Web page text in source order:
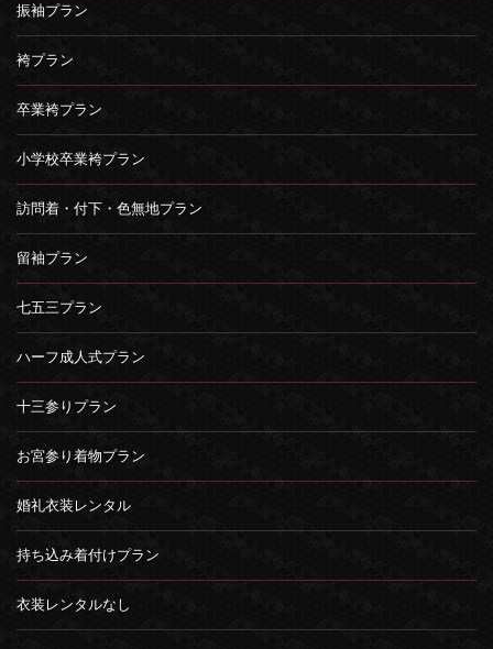
振袖プラン
袴プラン
卒業袴プラン
小学校卒業袴プラン
訪問着・付下・色無地プラン
留袖プラン
七五三プラン
ハーフ成人式プラン
十三参りプラン
お宮参り着物プラン
婚礼衣装レンタル
持ち込み着付けプラン
衣装レンタルなし